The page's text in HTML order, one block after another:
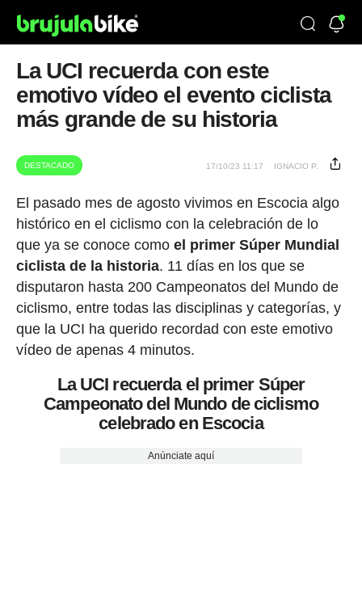
La UCI recuerda con este
emotivo vídeo el evento ciclista
más grande de su historia
DESTACADO 17/10/23 11:17 IGNACIO P.
El pasado mes de agosto vivimos en Escocia algo
histórico en el ciclismo con la celebración de lo
que ya se conoce como el primer Súper Mundial
ciclista de la historia. 11 días en los que se
disputaron hasta 200 Campeonatos del Mundo de
ciclismo, entre todas las disciplinas y categorías, y
que la UCI ha querido recordad con este emotivo
vídeo de apenas 4 minutos.
La UCI recuerda el primer Súper
Campeonato del Mundo de ciclismo
celebrado en Escocia
Anúnciate aquí